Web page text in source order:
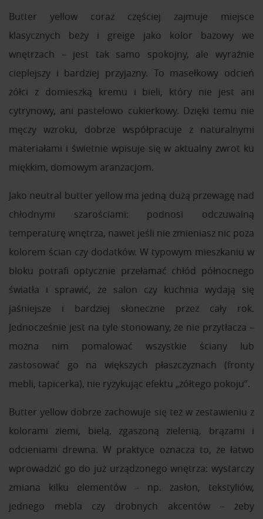
Butter yellow coraz częściej zajmuje miejsce
klasycznych beży i greige jako kolor bazowy we
wnętrzach – jest tak samo spokojny, ale wyraźnie
cieplejszy i bardziej przyjazny. To masełkowy odcień
żółci z domieszką kremu i bieli, który nie jest ani
cytrynowy, ani pastelowo cukierkowy. Dzięki temu nie
męczy wzroku, dobrze współpracuje z naturalnymi
materiałami i świetnie wpisuje się w aktualny zwrot ku
miękkim, domowym aranżacjom.
Jako neutral butter yellow ma jedną dużą przewagę nad
chłodnymi szarościami: podnosi odczuwalną
temperaturę wnętrza, nawet jeśli nie zmieniasz nic poza
kolorem ścian czy dodatków. W typowym mieszkaniu w
bloku potrafi optycznie przełamać chłód północnego
światła i sprawić, że salon czy kuchnia wydają się
jaśniejsze i bardziej słoneczne przez cały rok.
Jednocześnie jest na tyle stonowany, że nie przytłacza –
można nim pomalować wszystkie ściany lub
zastosować go na większych płaszczyznach (fronty
mebli, tapicerka), nie ryzykując efektu „żółtego pokoju”.
Butter yellow dobrze zachowuje się też w zestawieniu z
kolorami ziemi, bielą, zgaszoną zielenią, brązami i
odcieniami drewna. W praktyce oznacza to, że łatwo
wprowadzić go do już urządzonego wnętrza: wystarczy
zmiana kilku elementów – np. zasłon, tekstyliów,
jednego mebla czy drobnych akcentów – żeby